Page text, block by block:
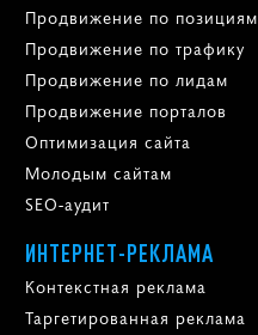
Продвижение по позициям
Продвижение по трафику
Продвижение по лидам
Продвижение порталов
Оптимизация сайта
Молодым сайтам
SEO-аудит
ИНТЕРНЕТ-РЕКЛАМА
Контекстная реклама
Таргетированная реклама